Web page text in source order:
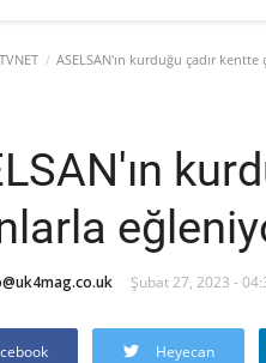
TVNET ASELSAN'ın kurduğu çadır
Şubat 27, 2023 -
Heyecan